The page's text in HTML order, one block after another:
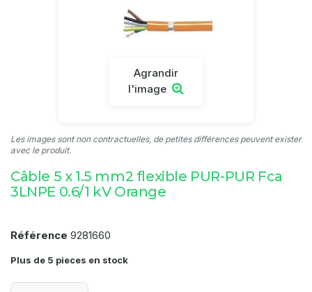
Agrandir
l'image
Les images sont non contractuelles, de petites différences peuvent exister
avec le produit.
Câble 5 x 1.5 mm2 flexible PUR-PUR Fca
3LNPE 0.6/1 kV Orange
Référence 9281660
Plus de 5 pieces en stock